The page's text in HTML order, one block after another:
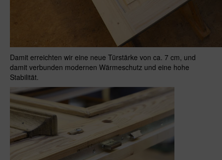
Damit erreichten wir eine neue Türstärke von ca. 7 cm, und
damit verbunden modernen Wärmeschutz und eine hohe
Stabilität.